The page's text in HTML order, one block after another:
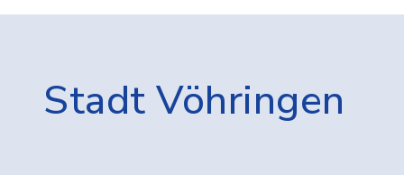
Stadt Vöhringen